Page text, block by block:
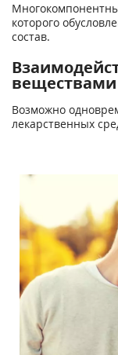
которого
состав.
веществами
Возможно
лекарственных